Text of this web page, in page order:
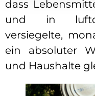
dass
und in
versiegelte,
ein absoluter
und Haushalte